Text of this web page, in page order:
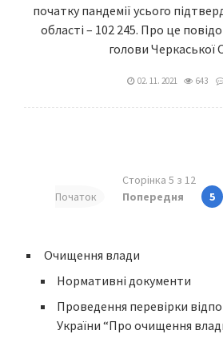
початку пандемії усього
області – 102 245. Про це
голови Черкаської
02. 11. 2021 643
Сторінка 5 з 12
Початок
Попередня 5
Очищення влади
Нормативні документи
Проведення перевірки
України “Про очищення